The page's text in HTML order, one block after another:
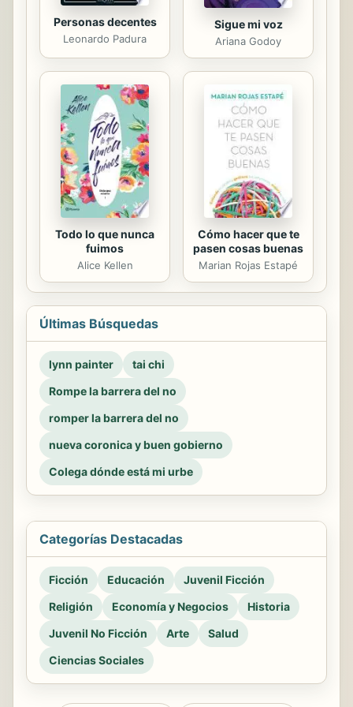
Personas decentes
Leonardo Padura
Sigue mi voz
Ariana Godoy
Todo lo que nunca
fuimos
Alice Kellen
Cómo hacer que te
pasen cosas buenas
Marian Rojas Estapé
Últimas Búsquedas
lynn painter
tai chi
Rompe la barrera del no
romper la barrera del no
nueva coronica y buen gobierno
Colega dónde está mi urbe
Categorías Destacadas
Ficción Educación
Juvenil Ficción
Religión
Economía y Negocios
Historia
Juvenil No Ficción
Arte
Salud
Ciencias Sociales